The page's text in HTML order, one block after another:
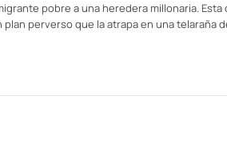
pobre a una heredera millonaria.
perverso que la atrapa en una telaraña